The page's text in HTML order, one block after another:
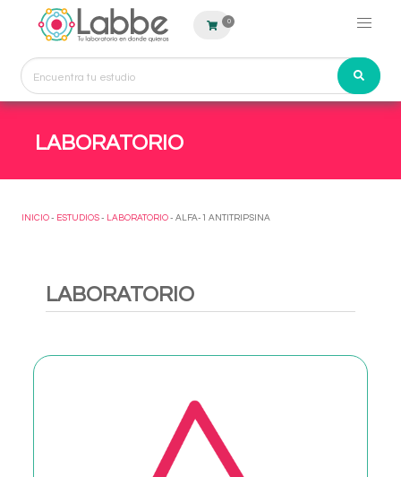
0
LABORATORIO
INICIO - ESTUDIOS - LABORATORIO - ALFA-1 ANTITRIPSINA
LABORATORIO